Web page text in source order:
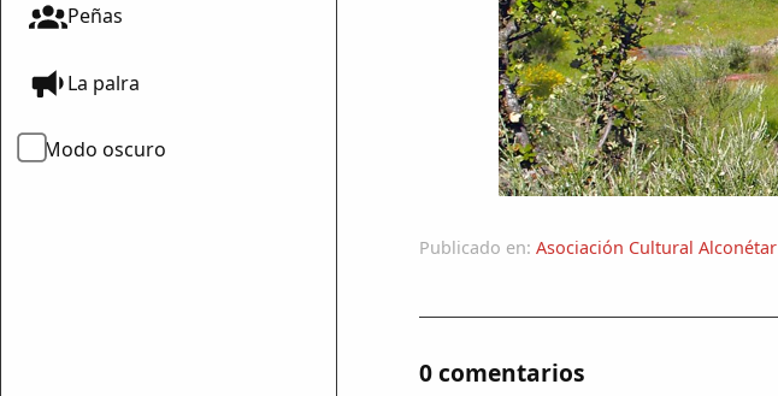
Peñas
La palra
Modo oscuro
Publicado en: Asociación Cultural Alconétar
0 comentarios